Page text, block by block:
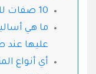
10 صفات للمعلم الناجح، تعرف عليها
ما هي
عليها عند
أي أنواع